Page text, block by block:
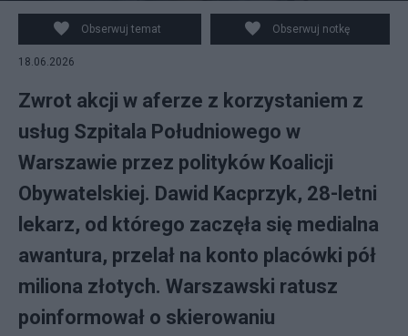
Obserwuj temat Obserwuj notkę
18.06.2026
Zwrot akcji w aferze z korzystaniem z
usług Szpitala Południowego w
Warszawie przez polityków Koalicji
Obywatelskiej. Dawid Kacprzyk, 28-letni
lekarz, od którego zaczęła się medialna
awantura, przelał na konto placówki pół
miliona złotych. Warszawski ratusz
poinformował o skierowaniu